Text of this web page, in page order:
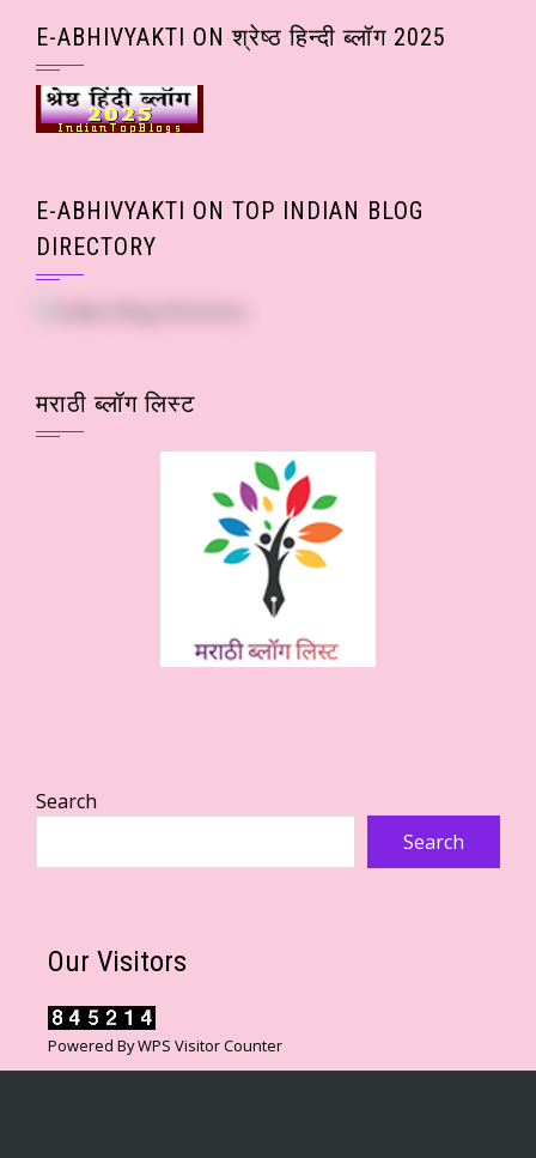
E-ABHIVYAKTI ON श्रेष्ठ हिन्दी ब्लॉग 2025
E-ABHIVYAKTI ON TOP INDIAN BLOG
DIRECTORY
मराठी ब्लॉग लिस्ट
Search
Search
Our Visitors
Powered ByWPS Visitor Counter